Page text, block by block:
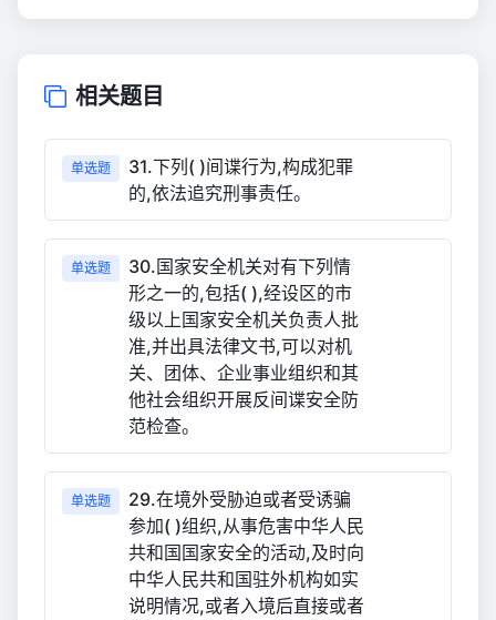
相关题目
单选题
31.下列( )间谍行为,构成犯罪
的,依法追究刑事责任。
单选题
30.国家安全机关对有下列情
形之一的,包括( ),经设区的市
级以上国家安全机关负责人批
准,并出具法律文书,可以对机
关、团体、企业事业组织和其
他社会组织开展反间谍安全防
范检查。
单选题
29.在境外受胁迫或者受诱骗
参加( )组织,从事危害中华人民
共和国国家安全的活动,及时向
中华人民共和国驻外机构如实
说明情况,或者入境后直接或者